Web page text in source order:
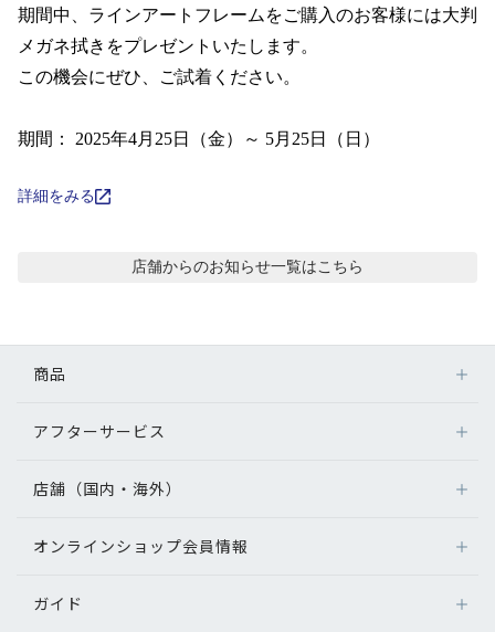
ブランドを探す
ブランド一覧
コンテンツを探す
スタッフコンテンツ
スタッフコンテンツ一覧
目のまめちしき
期間中、ラインアートフレームをご購入のお客様には大判
メガネ拭きをプレゼントいたします。
この機会にぜひ、ご試着ください。
期間： 2025年4月25日（金）～ 5月25日（日）
詳細をみる
店舗からのお知らせ一覧はこちら
商品
メガネ
サングラス
補聴器
グッズ・小物
アフターサービス
アフターサービス
メガネの不具合、修理について
補聴器に関するアフターサービス
店舗（国内・海外）
店舗検索
オンラインショップ会員情報
ログイン
ガイド